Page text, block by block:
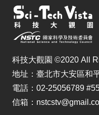
科技大觀園 ©2020 All
地址：臺北市大安區和
電話：02-25056789
信箱：